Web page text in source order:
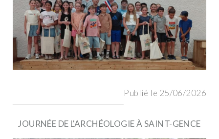
Publié le 25/06/2026
JOURNÉE DE L'ARCHÉOLOGIE À SAINT-GENCE